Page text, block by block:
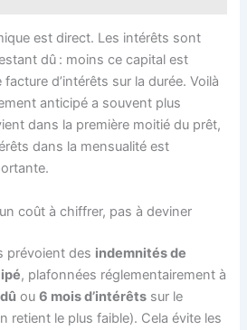
est direct. Les intérêts sont
dû : moins ce capital est
d’intérêts sur la durée. Voilà
anticipé a souvent plus
dans la première moitié du prêt,
dans la mensualité est
coût à chiffrer, pas à deviner
prévoient des indemnités de
, plafonnées réglementairement à
ou6 mois d’intérêts sur le
retient le plus faible). Cela évite les